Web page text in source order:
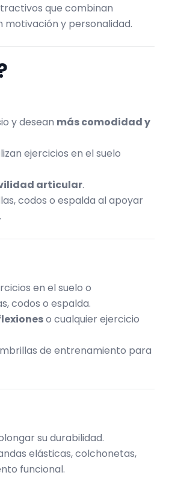
que combinan
motivación y personalidad.
y desean más comodidad y
ejercicios en el suelo
articular.
codos o espalda al apoyar
en el suelo o
codos o espalda.
o cualquier ejercicio
de entrenamiento para
su durabilidad.
elásticas, colchonetas,
funcional.